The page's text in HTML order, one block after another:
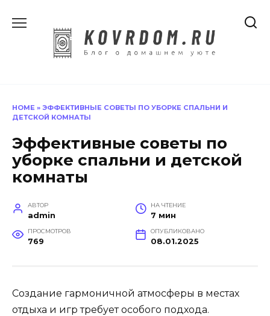
содержанию
HOME » ЭФФЕКТИВНЫЕ СОВЕТЫ ПО УБОРКЕ СПАЛЬНИ И
ДЕТСКОЙ КОМНАТЫ
Эффективные советы по
уборке спальни и детской
комнаты
АВТОР
admin
НА ЧТЕНИЕ
7 мин
ПРОСМОТРОВ
769
ОПУБЛИКОВАНО
08.01.2025
Создание гармоничной атмосферы в местах
отдыха и игр требует особого подхода.